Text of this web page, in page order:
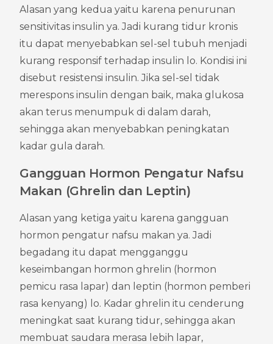
Alasan yang kedua yaitu karena penurunan
sensitivitas insulin ya. Jadi kurang tidur kronis
itu dapat menyebabkan sel-sel tubuh menjadi
kurang responsif terhadap insulin lo. Kondisi ini
disebut resistensi insulin. Jika sel-sel tidak
merespons insulin dengan baik, maka glukosa
akan terus menumpuk di dalam darah,
sehingga akan menyebabkan peningkatan
kadar gula darah.
Gangguan Hormon Pengatur Nafsu
Makan (Ghrelin dan Leptin)
Alasan yang ketiga yaitu karena gangguan
hormon pengatur nafsu makan ya. Jadi
begadang itu dapat mengganggu
keseimbangan hormon ghrelin (hormon
pemicu rasa lapar) dan leptin (hormon pemberi
rasa kenyang) lo. Kadar ghrelin itu cenderung
meningkat saat kurang tidur, sehingga akan
membuat saudara merasa lebih lapar,